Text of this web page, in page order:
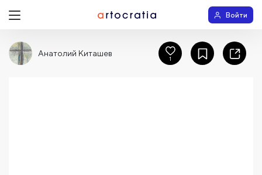
Войти
Анатолий Киташев
1